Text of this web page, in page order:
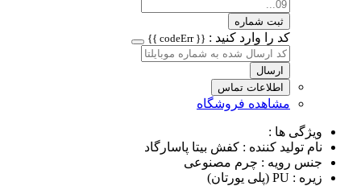
ثبت شماره
کد را وارد کنید : {{ codeErr }}
ارسال
اطلاعات تماس
مشاهده فروشگاه
ویژگی ها :
نام تولید کننده : کفش بیتا پاسارگاد
جنس رویه : چرم مصنوعی
زیره : PU (پلی یورتان)